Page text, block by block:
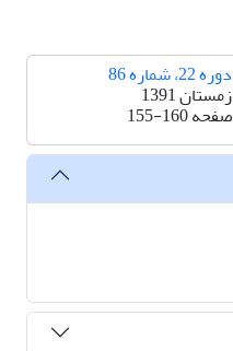
دوره 22، شماره 86
زمستان 1391
صفحه155-160